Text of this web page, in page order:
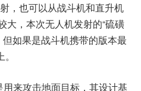
，也可以从战斗机和直升机
大，本次无人机发射的“硫磺
如果是战斗机携带的版本最
用来攻击地面目标，其设计基